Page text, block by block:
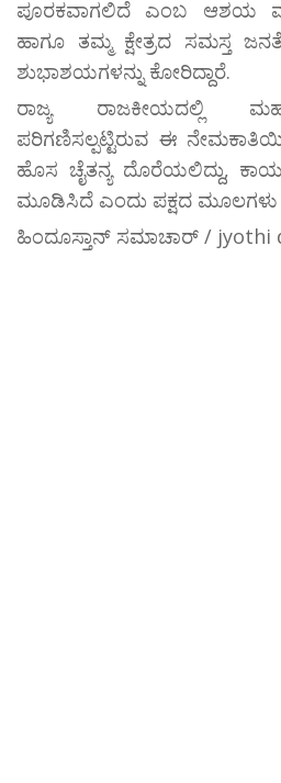
ಪೂರಕವಾಗಲಿದೆ ಎಂಬ ಆಶಯ
ಹಾಗೂ ತಮ್ಮ ಕ್ಷೇತ್ರದ ಸಮಸ್ತ
ಶುಭಾಶಯಗಳನ್ನು ಕೋರಿದ್ದಾರೆ.
ರಾಜ್ಯ ರಾಜಕೀಯದಲ್ಲಿ
ಪರಿಗಣಿಸಲ್ಪಟ್ಟಿರುವ ಈ
ಹೊಸ ಚೈತನ್ಯ ದೊರೆಯಲಿದ್ದು,
ಮೂಡಿಸಿದೆ ಎಂದು ಪಕ್ಷದ
ಹಿಂದೂಸ್ತಾನ್ ಸಮಾಚಾರ್ / jyothi